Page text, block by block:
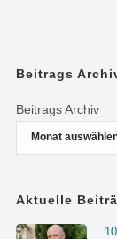
Beitrags
Beitrags Archiv
Aktuelle